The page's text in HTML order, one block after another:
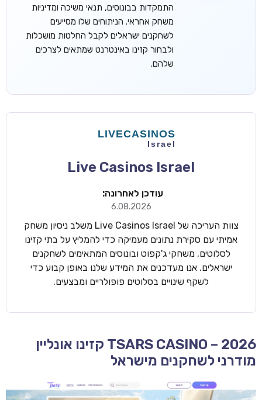
התמקדות בבונוסים, תנאי משיכה ומדיניות
משחק אחראי. הניתוחים שלו מסייעים
לשחקנים ישראלים לקבל החלטות מושכלות
ולבחור קזינו באינטרנט שמתאים לצרכים
שלהם.
Live Casinos Israel
עודכן לאחרונה:
6.08.2026
צוות העריכה של Live Casinos Israel משלב ניסיון משחק
אמיתי עם סקירת נתונים מעמיקה כדי להמליץ על בתי קזינו
לסלוטים, משחקי ג'קפוט ובונוסים המתאימים לשחקנים
ישראלים. אנו מעדכנים את המידע שלנו באופן קבוע כדי
לשקף שינויים בסלוטים פופולריים ומבצעים.
TSARS CASINO – 2026 קזינו אונליין
מודרני לשחקנים מישראל